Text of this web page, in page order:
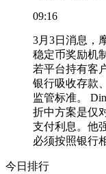
09:16
3月3日消息，
稳定币奖励机
若平台持有客
银行吸收存款
监管标准。
折中方案是仅
支付利息。他
必须按照银行
今日排行